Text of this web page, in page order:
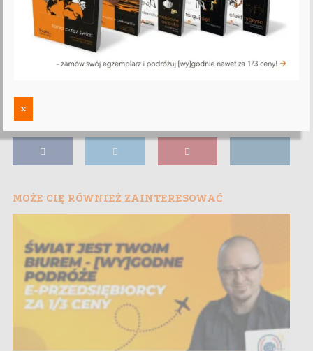
MOŻE CIĘ RÓWNIEŻ ZAINTERESOWAĆ
x